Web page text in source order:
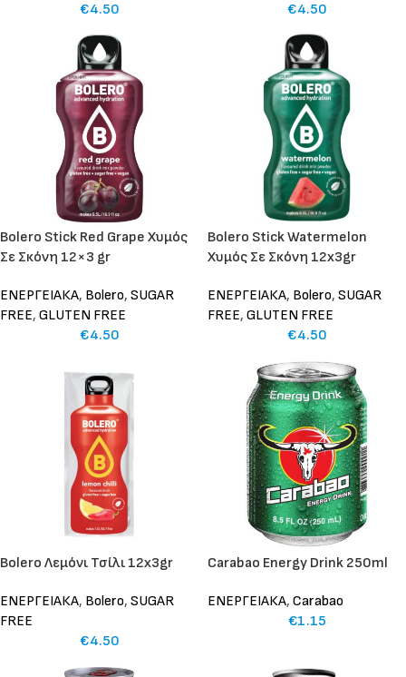
€4.50
€4.50
Bolero Stick Red Grape Χυμός
Σε Σκόνη 12×3 gr
ΕΝΕΡΓΕΙΑΚΑ, Bolero, SUGAR
FREE, GLUTEN FREE
€4.50
Bolero Stick Watermelon
Χυμός Σε Σκόνη 12x3gr
ΕΝΕΡΓΕΙΑΚΑ, Bolero, SUGAR
FREE, GLUTEN FREE
€4.50
Bolero Λεμόνι Τσίλι 12x3gr
ΕΝΕΡΓΕΙΑΚΑ, Bolero, SUGAR
FREE
€4.50
Carabao Energy Drink 250ml
ΕΝΕΡΓΕΙΑΚΑ, Carabao
€1.15